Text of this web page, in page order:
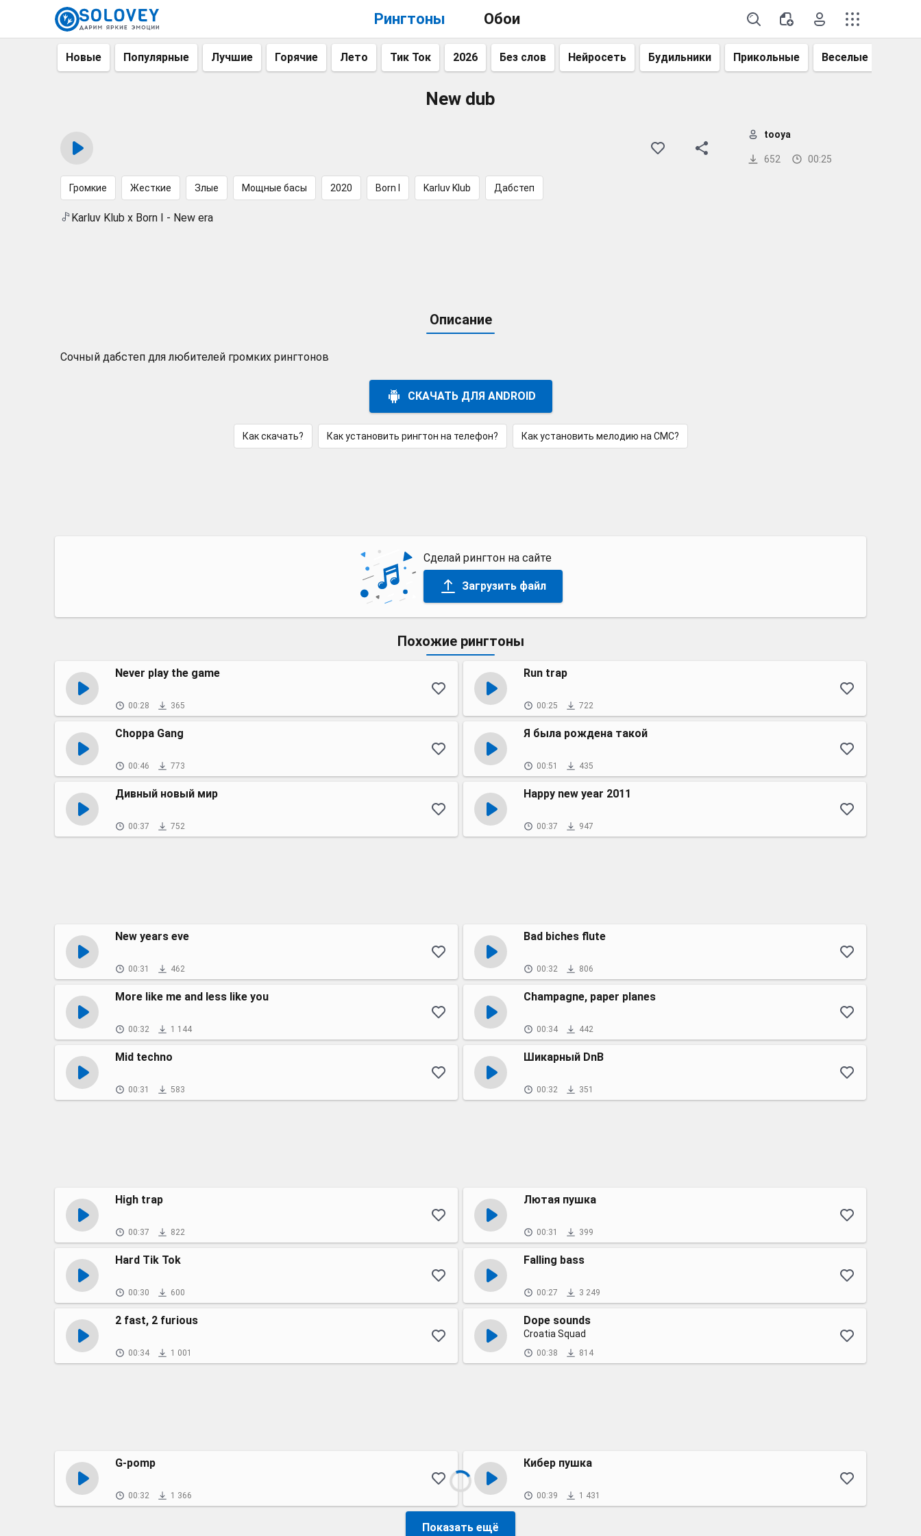
Рингтоны Обои
Новые Популярные Лучшие Горячие Лето Тик Ток 2026 Без слов Нейросеть Будильники Прикольные Веселые
New dub
652 00:25
tooya
Громкие Жесткие Злые Мощные басы 2020 Born I Karluv Klub Дабстеп
Karluv Klub x Born I - New era
Описание
Сочный дабстеп для любителей громких рингтонов
СКАЧАТЬ ДЛЯ ANDROID
Как скачать? Как установить рингтон на телефон? Как установить мелодию на СМС?
Сделай рингтон на сайте
Загрузить файл
Похожие рингтоны
Never play the game
00:28 365
Run trap
00:25 722
Choppa Gang
00:46 773
Я была рождена такой
00:51 435
Дивный новый мир
00:37 752
Happy new year 2011
00:37 947
New years eve
00:31 462
Bad biches flute
00:32 806
More like me and less like you
00:32 1 144
Champagne, paper planes
00:34 442
Mid techno
00:31 583
Шикарный DnB
00:32 351
High trap
00:37 822
Лютая пушка
00:31 399
Hard Tik Tok
00:30 600
Falling bass
00:27 3 249
2 fast, 2 furious
00:34 1 001
Dope sounds
Croatia Squad
00:38 814
G-pomp
00:32 1 366
Кибер пушка
00:39 1 431
Показать ещё